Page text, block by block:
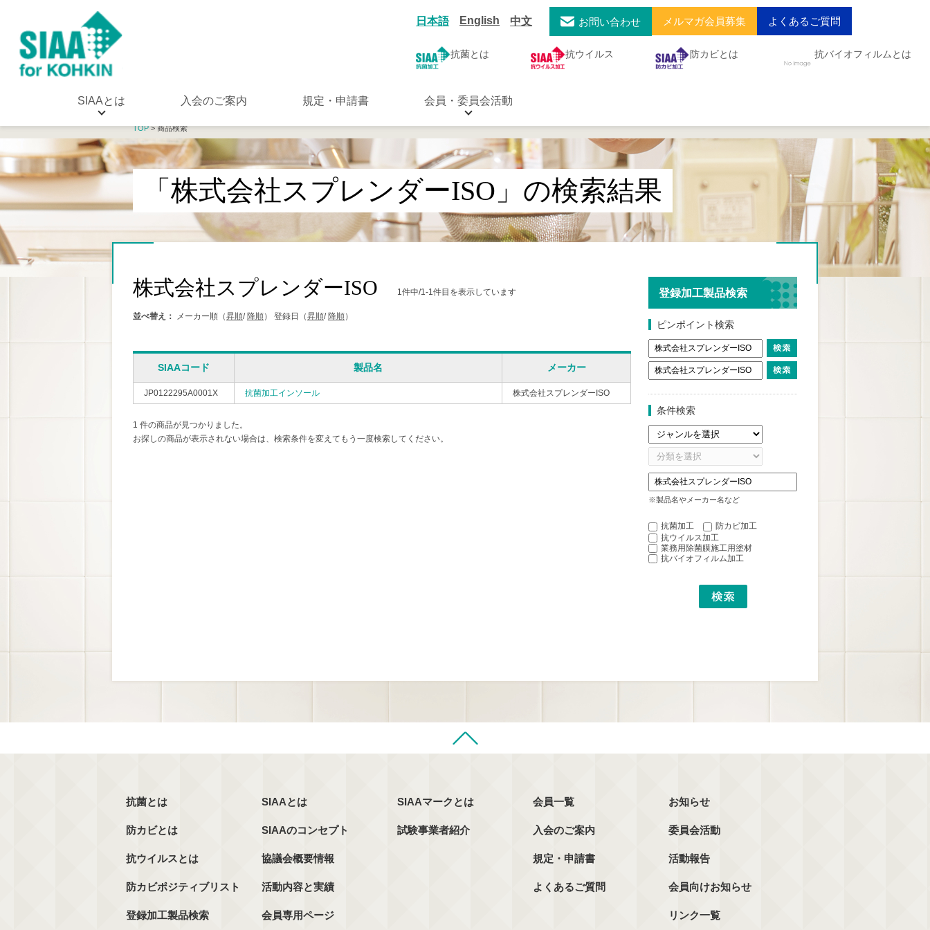
日本語 English 中文 お問い合わせ メルマガ会員募集 よくあるご質問
抗菌とは 抗ウイルス 防カビとは 抗バイオフィルムとは
SIAAとは 入会のご案内 規定・申請書 会員・委員会活動
TOP> 商品検索
「株式会社スプレンダーISO」の検索結果
株式会社スプレンダーISO 1件中/1-1件目を表示しています
並べ替え： メーカー順（昇順/ 降順） 登録日（昇順/ 降順）
SIAAコード 製品名 メーカー
JP0122295A0001X 抗菌加工インソール 株式会社スプレンダーISO
1 件の商品が見つかりました。
お探しの商品が表示されない場合は、検索条件を変えてもう一度検索してください。
登録加工製品検索
ピンポイント検索
条件検索
※製品名やメーカー名など
抗菌加工
防カビ加工
抗ウイルス加工
業務用除菌膜施工用塗材
抗バイオフィルム加工
抗菌とは
防カビとは
抗ウイルスとは
防カビポジティブリスト
登録加工製品検索
SIAAとは
SIAAのコンセプト
協議会概要情報
活動内容と実績
会員専用ページ
SIAAマークとは
試験事業者紹介
会員一覧
入会のご案内
規定・申請書
よくあるご質問
お知らせ
委員会活動
活動報告
会員向けお知らせ
リンク一覧